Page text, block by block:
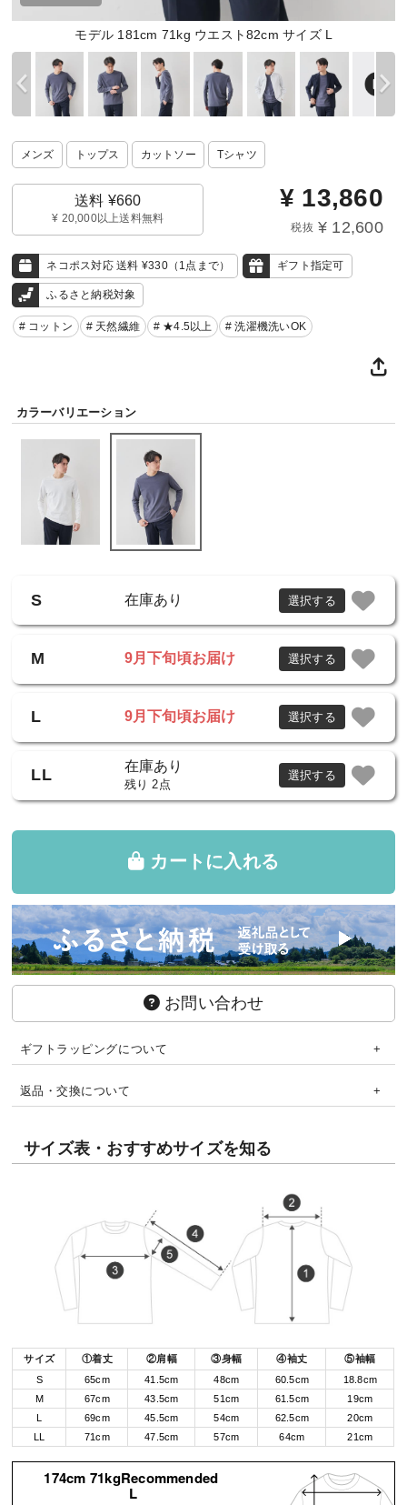
モデル 181cm 71kg ウエスト82cm サイズ L
メンズ トップス カットソー Tシャツ
送料 ¥660
¥ 20,000以上送料無料
¥ 13,860
税抜 ¥ 12,600
ネコポス対応 送料 ¥330（1点まで） ギフト指定可
ふるさと納税対象
# コットン # 天然繊維 # ★4.5以上 # 洗濯機洗いOK
カラーバリエーション
S 在庫あり 選択する
M 9月下旬頃お届け 選択する
L 9月下旬頃お届け 選択する
LL 在庫あり
残り 2点
選択する
カートに入れる
お問い合わせ
ギフトラッピングについて
返品・交換について
サイズ表・おすすめサイズを知る
サイズ ①着丈 ②肩幅 ③身幅 ④袖丈
⑤袖幅
S
65cm 41.5cm 48cm 60.5cm
18.8cm
M
67cm 43.5cm 51cm 61.5cm
19cm
69cm 45.5cm 54cm 62.5cm
20cm
71cm 47.5cm 57cm 64cm 21cm
174cm 71kgRecommended
L